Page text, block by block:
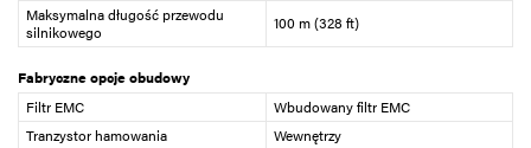
Maksymalna długość przewodu
silnikowego
100 m (328 ft)
Fabryczne opcje obudowy
Filtr EMC
Wbudowany filtr EMC
Tranzystor hamowania
Wewnętrzy